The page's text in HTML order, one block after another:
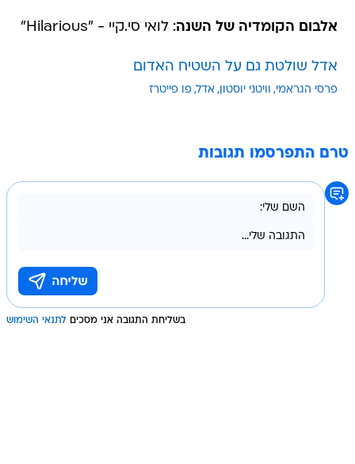
אלבום הקומדיה של השנה: לואי סי.קיי - "Hilarious"
אדל שולטת גם על השטיח האדום
פרסי הגראמי וויטני יוסטון אדל פו פייטרז
טרם התפרסמו תגובות
בשליחת התגובה אני מסכים לתנאי השימוש